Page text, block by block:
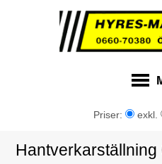
Priser: exkl.
Hantverkarställning